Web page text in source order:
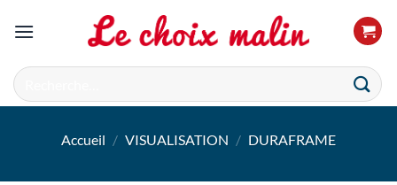
Recherche
pour :
Accueil / VISUALISATION / DURAFRAME